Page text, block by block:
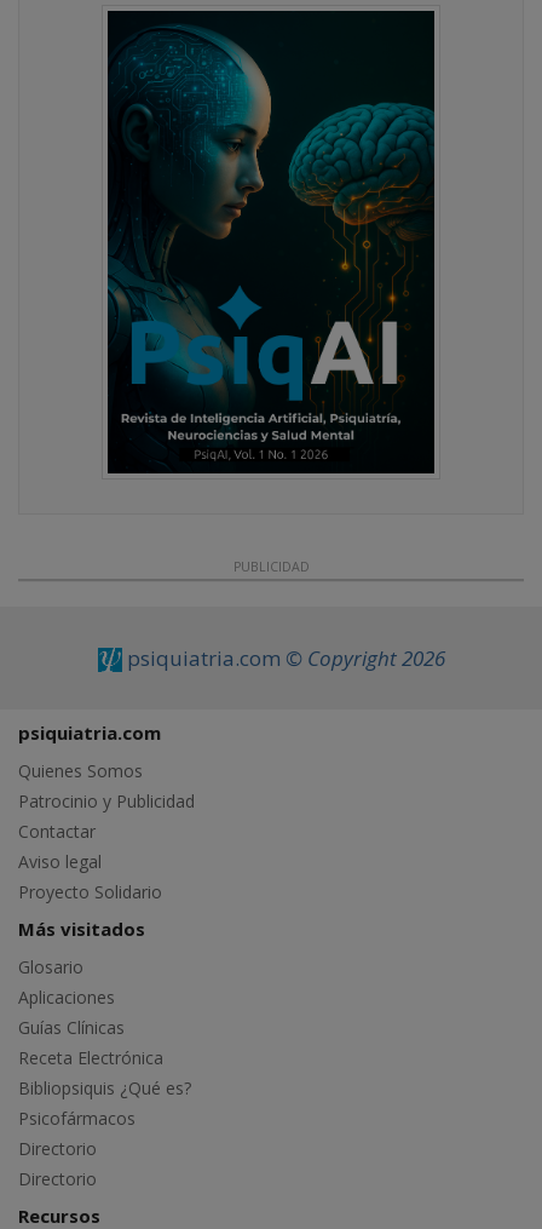
PUBLICIDAD
psiquiatria.com © Copyright 2026
psiquiatria.com
Quienes Somos
Patrocinio y Publicidad
Contactar
Aviso legal
Proyecto Solidario
Más visitados
Glosario
Aplicaciones
Guías Clínicas
Receta Electrónica
Bibliopsiquis ¿Qué es?
Psicofármacos
Directorio
Directorio
Recursos